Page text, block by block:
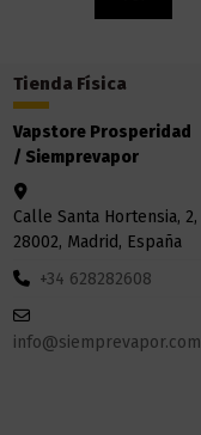
Tienda Física
Vapstore Prosperidad
/ Siemprevapor
Calle Santa Hortensia, 2,
28002, Madrid, España
+34 628282608
info@siemprevapor.com